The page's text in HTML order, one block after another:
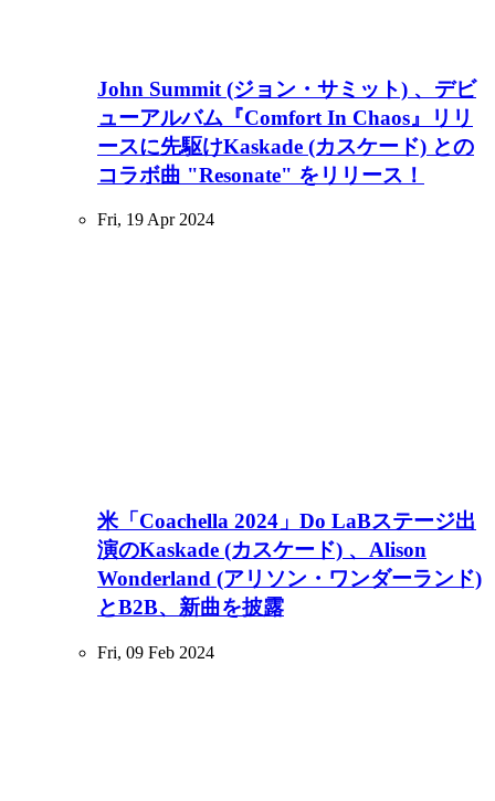
John Summit (ジョン・サミット) 、デビ
ューアルバム『Comfort In Chaos』リリ
ースに先駆けKaskade (カスケード) との
コラボ曲 "Resonate" をリリース！
Fri, 19 Apr 2024
米「Coachella 2024」Do LaBステージ出
演のKaskade (カスケード) 、Alison
Wonderland (アリソン・ワンダーランド)
とB2B、新曲を披露
Fri, 09 Feb 2024